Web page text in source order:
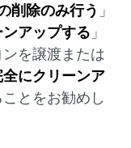
削除のみ行う 」
アップする 」
を譲渡または
全にクリーンア
とをお勧めし